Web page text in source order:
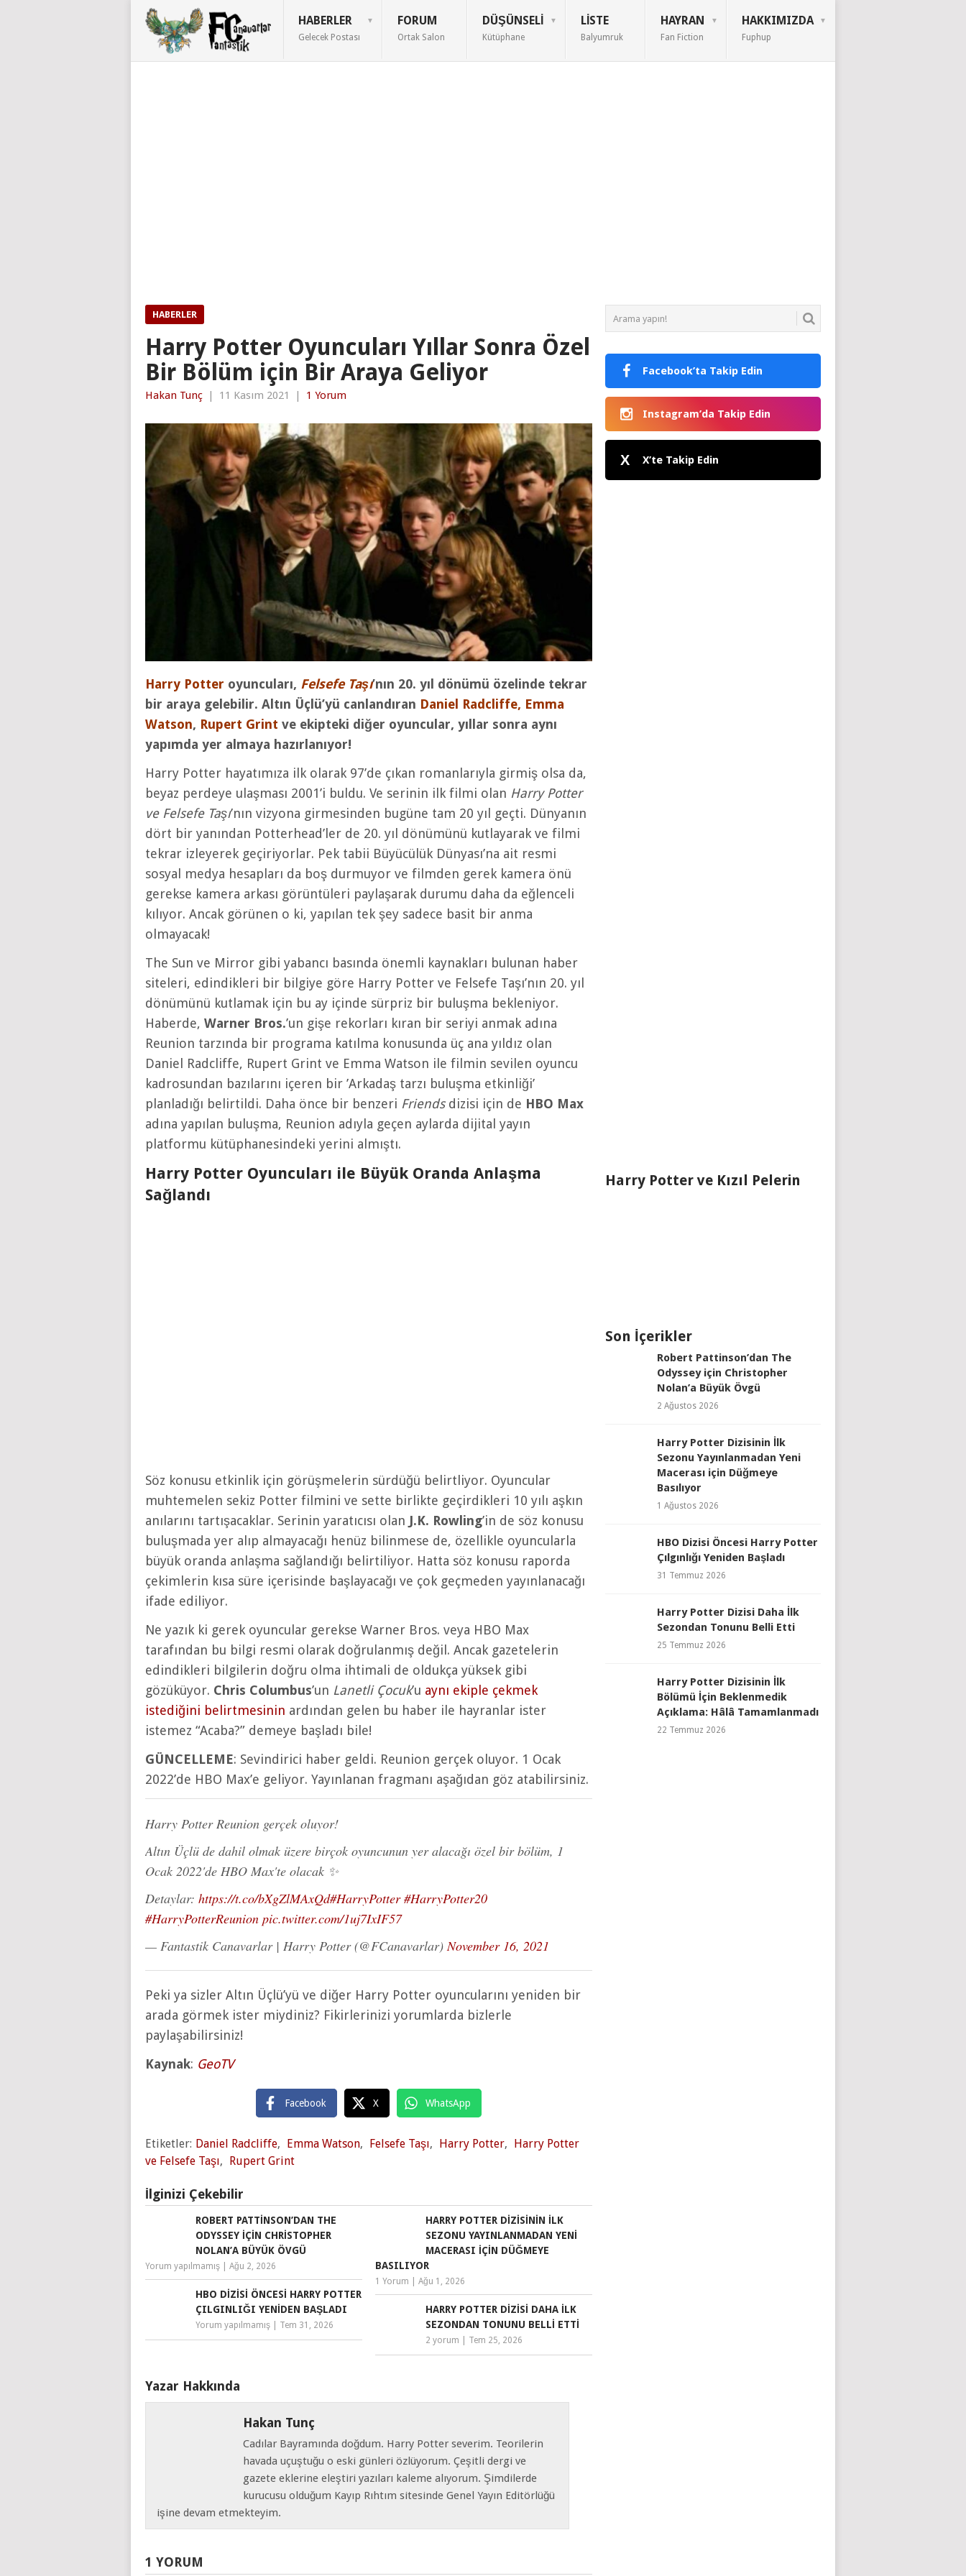
HABERLER
Gelecek Postası
FORUM
Ortak Salon
DÜŞÜNSELI
Kütüphane
LISTE
Balyumruk
HAYRAN
Fan Fiction
HAKKIMIZDA
Fuphup
HABERLER
Harry Potter Oyuncuları Yıllar Sonra Özel
Bir Bölüm için Bir Araya Geliyor
Hakan Tunç | 11 Kasım 2021 | 1 Yorum
Harry Potter oyuncuları, Felsefe Taşı’nın 20. yıl dönümü özelinde tekrar
bir araya gelebilir. Altın Üçlü’yü canlandıran Daniel Radcliffe, Emma
Watson, Rupert Grint ve ekipteki diğer oyuncular, yıllar sonra aynı
yapımda yer almaya hazırlanıyor!
Harry Potter hayatımıza ilk olarak 97’de çıkan romanlarıyla girmiş olsa da,
beyaz perdeye ulaşması 2001’i buldu. Ve serinin ilk filmi olan Harry Potter
ve Felsefe Taşı’nın vizyona girmesinden bugüne tam 20 yıl geçti. Dünyanın
dört bir yanından Potterhead’ler de 20. yıl dönümünü kutlayarak ve filmi
tekrar izleyerek geçiriyorlar. Pek tabii Büyücülük Dünyası’na ait resmi
sosyal medya hesapları da boş durmuyor ve filmden gerek kamera önü
gerekse kamera arkası görüntüleri paylaşarak durumu daha da eğlenceli
kılıyor. Ancak görünen o ki, yapılan tek şey sadece basit bir anma
olmayacak!
The Sun ve Mirror gibi yabancı basında önemli kaynakları bulunan haber
siteleri, edindikleri bir bilgiye göre Harry Potter ve Felsefe Taşı’nın 20. yıl
dönümünü kutlamak için bu ay içinde sürpriz bir buluşma bekleniyor.
Haberde, Warner Bros.’un gişe rekorları kıran bir seriyi anmak adına
Reunion tarzında bir programa katılma konusunda üç ana yıldız olan
Daniel Radcliffe, Rupert Grint ve Emma Watson ile filmin sevilen oyuncu
kadrosundan bazılarını içeren bir ’Arkadaş tarzı buluşma etkinliği’
planladığı belirtildi. Daha önce bir benzeri Friendsdizisi için de HBO Max
adına yapılan buluşma, Reunion adıyla geçen aylarda dijital yayın
platformu kütüphanesindeki yerini almıştı.
Harry Potter Oyuncuları ile Büyük Oranda Anlaşma
Sağlandı
Söz konusu etkinlik için görüşmelerin sürdüğü belirtliyor. Oyuncular
muhtemelen sekiz Potter filmini ve sette birlikte geçirdikleri 10 yılı aşkın
anılarını tartışacaklar. Serinin yaratıcısı olan J.K. Rowling’in de söz konusu
buluşmada yer alıp almayacağı henüz bilinmese de, özellikle oyuncularla
büyük oranda anlaşma sağlandığı belirtiliyor. Hatta söz konusu raporda
çekimlerin kısa süre içerisinde başlayacağı ve çok geçmeden yayınlanacağı
ifade ediliyor.
Ne yazık ki gerek oyuncular gerekse Warner Bros. veya HBO Max
tarafından bu bilgi resmi olarak doğrulanmış değil. Ancak gazetelerin
edindikleri bilgilerin doğru olma ihtimali de oldukça yüksek gibi
gözüküyor. Chris Columbus’un Lanetli Çocuk’u aynı ekiple çekmek
istediğini belirtmesinin ardından gelen bu haber ile hayranlar ister
istemez “Acaba?” demeye başladı bile!
GÜNCELLEME: Sevindirici haber geldi. Reunion gerçek oluyor. 1 Ocak
2022’de HBO Max’e geliyor. Yayınlanan fragmanı aşağıdan göz atabilirsiniz.
Harry Potter Reunion gerçek oluyor!
Altın Üçlü de dahil olmak üzere birçok oyuncunun yer alacağı özel bir bölüm, 1
Ocak 2022'de HBO Max'te olacak ✨
Detaylar: https://t.co/bXgZlMAxQd#HarryPotter #HarryPotter20
#HarryPotterReunion pic.twitter.com/1uj7IxIF57
— Fantastik Canavarlar | Harry Potter (@FCanavarlar) November 16, 2021
Peki ya sizler Altın Üçlü’yü ve diğer Harry Potter oyuncularını yeniden bir
arada görmek ister miydiniz? Fikirlerinizi yorumlarda bizlerle
paylaşabilirsiniz!
Kaynak: GeoTV
Facebook X WhatsApp
Etiketler: Daniel Radcliffe, Emma Watson, Felsefe Taşı, Harry Potter, Harry Potter
ve Felsefe Taşı, Rupert Grint
İlginizi Çekebilir
ROBERT PATTINSON’DAN THE
ODYSSEY IÇIN CHRISTOPHER
NOLAN’A BÜYÜK ÖVGÜ
Yorum yapılmamış Ağu 2, 2026
HARRY POTTER DIZISININ İLK
SEZONU YAYINLANMADAN YENI
MACERASI IÇIN DÜĞMEYE
BASILIYOR
1 Yorum |Ağu 1, 2026
HBO DIZISI ÖNCESI HARRY POTTER
ÇILGINLIĞI YENIDEN BAŞLADI
Yorum yapılmamış Tem 31, 2026
HARRY POTTER DIZISI DAHA İLK
SEZONDAN TONUNU BELLI ETTI
2 yorum Tem 25, 2026
Yazar Hakkında
Hakan Tunç
Cadılar Bayramında doğdum. Harry Potter severim. Teorilerin
havada uçuştuğu o eski günleri özlüyorum. Çeşitli dergi ve
gazete eklerine eleştiri yazıları kaleme alıyorum. Şimdilerde
kurucusu olduğum Kayıp Rıhtım sitesinde Genel Yayın Editörlüğü
işine devam etmekteyim.
1 YORUM
Facebook’ta Takip Edin
Instagram’da Takip Edin
X X’te Takip Edin
Harry Potter ve Kızıl Pelerin
Son İçerikler
Robert Pattinson’dan The
Odyssey için Christopher
Nolan’a Büyük Övgü
2 Ağustos 2026
Harry Potter Dizisinin İlk
Sezonu Yayınlanmadan Yeni
Macerası için Düğmeye
Basılıyor
1 Ağustos 2026
HBO Dizisi Öncesi Harry Potter
Çılgınlığı Yeniden Başladı
31 Temmuz 2026
Harry Potter Dizisi Daha İlk
Sezondan Tonunu Belli Etti
25 Temmuz 2026
Harry Potter Dizisinin İlk
Bölümü İçin Beklenmedik
Açıklama: Hâlâ Tamamlanmadı
22 Temmuz 2026